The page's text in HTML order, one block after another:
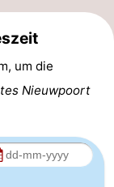
um die
Nieuwpoort